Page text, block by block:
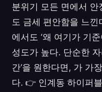
분위기 모든 면에서
도 금세 편안함을 느
에서도 ‘왜 여기가 기
성도가 높다. 단순한
간’을 원한다면, 가 가
다. 👉 인계동 하이퍼